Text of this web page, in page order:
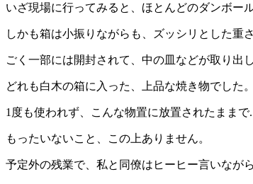
いざ現場に行ってみると、ほとんどのダンボー
しかも箱は小振りながらも、ズッシリとした重
ごく一部には開封されて、中の皿などが取り出
どれも白木の箱に入った、上品な焼き物でした。
1度も使われず、こんな物置に放置されたままで
もったいないこと、この上ありません。
予定外の残業で、私と同僚はヒーヒー言いなが